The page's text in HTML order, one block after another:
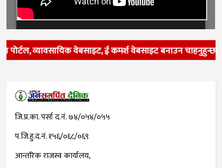
वेबसाइट, ई कमर्श वेबसाइट बनाउन चाहनुहुन्छ ?
जि.प्र.का. पर्सा द.नं. ७४/०५४/०५५
प.जि.हु.द.नं. १५६/०६८/०६९
आन्तरिक राजस्व कार्यालय,